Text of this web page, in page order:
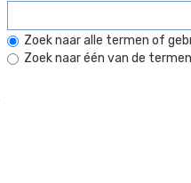
Zoek naar alle termen of
Zoek naar één van de